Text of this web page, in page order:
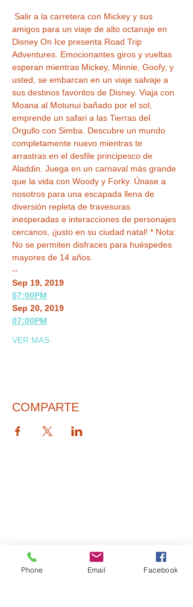
Salir a la carretera con Mickey y sus
amigos para un viaje de alto octanaje en
Disney On Ice presenta Road Trip
Adventures. Emocionantes giros y vueltas
esperan mientras Mickey, Minnie, Goofy, y
usted, se embarcan en un viaje salvaje a
sus destinos favoritos de Disney. Viaja con
Moana al Motunui bañado por el sol,
emprende un safari a las Tierras del
Orgullo con Simba. Descubre un mundo
completamente nuevo mientras te
arrastras en el desfile principesco de
Aladdin. Juega en un carnaval más grande
que la vida con Woody y Forky. Únase a
nosotros para una escapada llena de
diversión repleta de travesuras
inesperadas e interacciones de personajes
cercanos, ¡justo en su ciudad natal! * Nota:
No se permiten disfraces para huéspedes
mayores de 14 años.
--
Sep 19, 2019
07:00PM
Sep 20, 2019
07:00PM
VER MAS
COMPARTE
Phone Email Facebook